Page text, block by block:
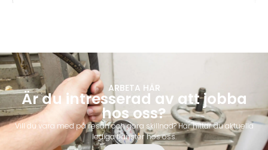
ARBETA HÄR
Är du intresserad av att jobba
hos oss?
Vill du vara med på resan och göra skillnad? Här hittar du aktuella
lediga tjänster hos oss.